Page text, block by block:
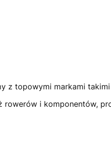
z topowymi markami
rowerów i komponentów,